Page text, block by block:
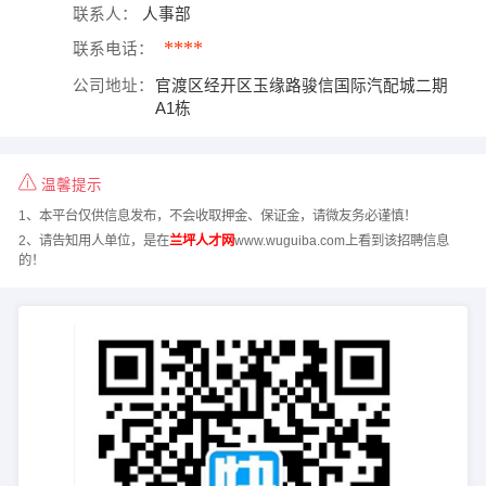
联系人： 人事部
联系电话： ****
公司地址：
官渡区经开区玉缘路骏信国际汽配城二期
A1栋
温馨提示
1、本平台仅供信息发布，不会收取押金、保证金，请微友务必谨慎！
2、请告知用人单位，是在兰坪人才网www.wuguiba.com上看到该招聘信息
的！